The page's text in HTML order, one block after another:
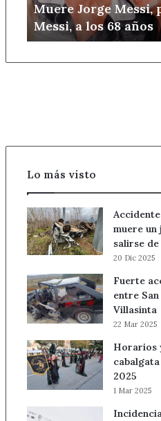
los
68
años
Muere Jorge Messi,
Messi, a los 68 años
Lo más visto
muere un
salirse
20 Dic 2025
Fuerte
entre
Villasinta
22 Mar 2025
Horarios
2025
1 Mar 2025